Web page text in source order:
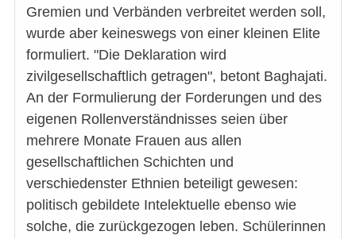
Gremien und Verbänden verbreitet werden soll,
wurde aber keineswegs von einer kleinen Elite
formuliert. "Die Deklaration wird
zivilgesellschaftlich getragen", betont Baghajati.
An der Formulierung der Forderungen und des
eigenen Rollenverständnisses seien über
mehrere Monate Frauen aus allen
gesellschaftlichen Schichten und
verschiedenster Ethnien beteiligt gewesen:
politisch gebildete Intelektuelle ebenso wie
solche, die zurückgezogen leben. Schülerinnen